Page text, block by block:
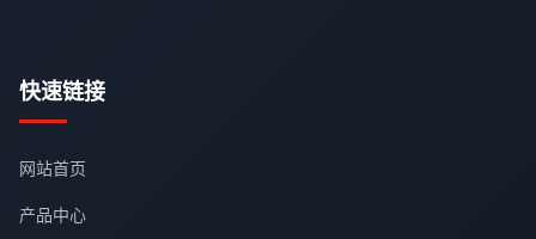
快速链接
网站首页
产品中心